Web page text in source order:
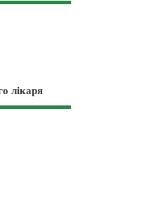
лікаря